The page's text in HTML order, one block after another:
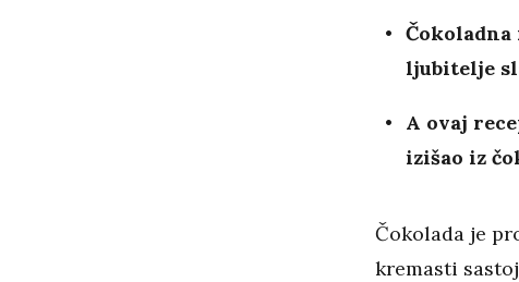
Čokoladna
ljubitelje
A ovaj
izišao iz
Čokolada je
kremasti